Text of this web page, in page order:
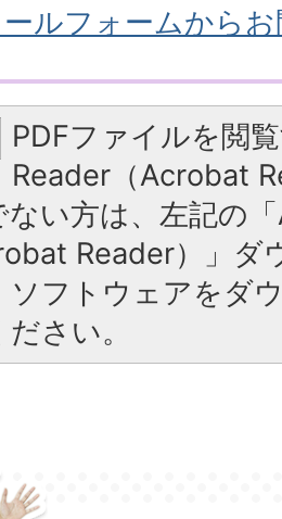
ールフォームから
PDFファイルを閲
Reader（Acrobat
い方は、左記の
Reader）」ダ
ソフトウェアをダ
さい。